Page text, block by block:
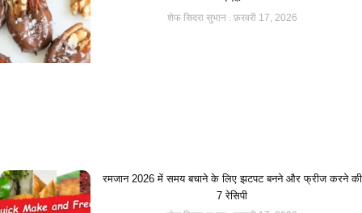
शेफ सिदरा सुभान फ़रवरी 17, 2026
रमजान 2026 में समय बचाने के लिए झटपट बनने और फ्रीज करने की
7 रेसिपी